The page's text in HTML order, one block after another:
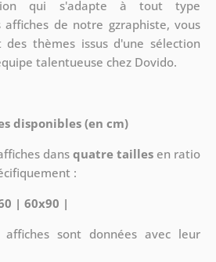
qui s'adapte à tout type
de notre gzraphiste, vous
des thèmes issus d'une sélection
talentueuse chez Dovido.
disponibles (en cm)
dansquatre tailles en ratio
:
| 60x90 |
affiches sont données avec leur